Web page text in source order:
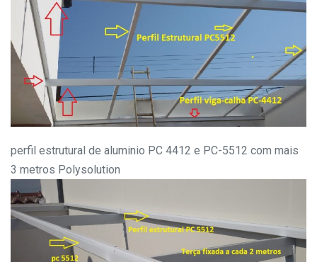
perfil estrutural de aluminio PC 4412 e PC-5512 com mais
3 metros Polysolution